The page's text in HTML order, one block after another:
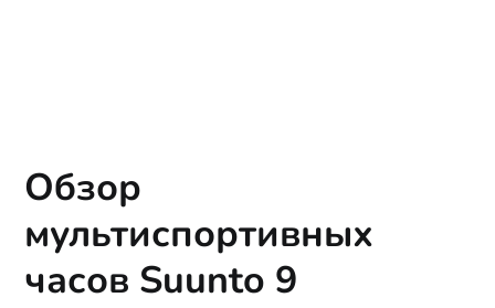
Обзор
мультиспортивных
часов Suunto 9